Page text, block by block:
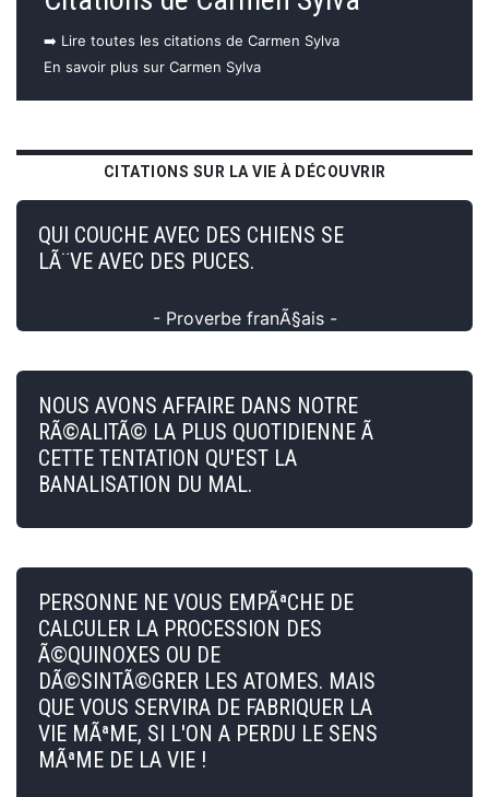
➡️ Lire toutes les citations de Carmen Sylva
En savoir plus sur Carmen Sylva
CITATIONS SUR LA VIE À DÉCOUVRIR
QUI COUCHE AVEC DES CHIENS SE
LÃ¨VE AVEC DES PUCES.
- Proverbe franÃ§ais -
NOUS AVONS AFFAIRE DANS NOTRE
RÃ©ALITÃ© LA PLUS QUOTIDIENNE Ã
CETTE TENTATION QU'EST LA
BANALISATION DU MAL.
PERSONNE NE VOUS EMPÃªCHE DE
CALCULER LA PROCESSION DES
Ã©QUINOXES OU DE
DÃ©SINTÃ©GRER LES ATOMES. MAIS
QUE VOUS SERVIRA DE FABRIQUER LA
VIE MÃªME, SI L'ON A PERDU LE SENS
MÃªME DE LA VIE !